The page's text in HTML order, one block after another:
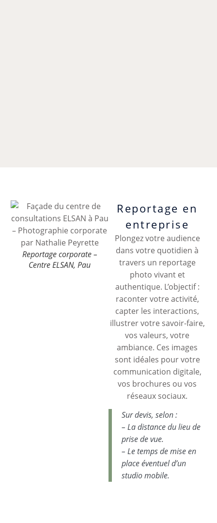
Reportage en
entreprise
Plongez votre audience
dans votre quotidien à
travers un reportage
photo vivant et
authentique. L’objectif :
raconter votre activité,
capter les interactions,
illustrer votre savoir-faire,
vos valeurs, votre
ambiance. Ces images
sont idéales pour votre
communication digitale,
vos brochures ou vos
réseaux sociaux.
Sur devis, selon :
– La distance du lieu de
prise de vue.
– Le temps de mise en
place éventuel d’un
studio mobile.
Reportage corporate –
Centre ELSAN, Pau